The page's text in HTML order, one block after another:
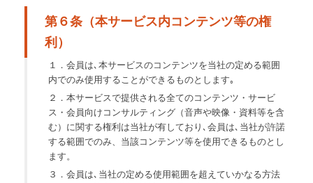
第６条（本サービス内コンテンツ等の権
利）
１．会員は､本サービスのコンテンツを当社の定める範囲
内でのみ使用することができるものとします｡
２．本サービスで提供される全てのコンテンツ・サービ
ス・会員向けコンサルティング（音声や映像・資料等を含
む）に関する権利は当社が有しており､会員は､当社が許諾
する範囲でのみ、当該コンテンツ等を使用できるものとし
ます。
３．会員は､当社の定める使用範囲を超えていかなる方法